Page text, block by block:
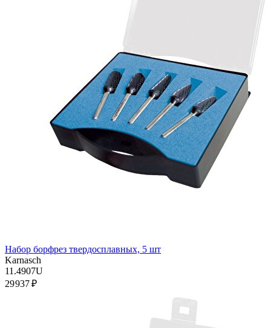
Набор борфрез твердосплавных, 5 шт
Karnasch
11.4907U
29 937 ₽